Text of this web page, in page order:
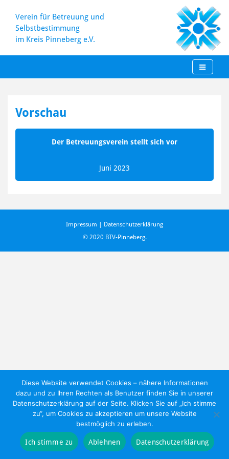
Verein für Betreuung und
Selbstbestimmung
im Kreis Pinneberg e.V.
contentVorschau
Der Betreuungsverein stellt sich vor
Juni 2023
©2020 BTV-Pinneberg.
Impressum | Datenschutzerklärung
Diese Website verwendet Cookies – nähere Informationen
dazu und zu Ihren Rechten als Benutzer finden Sie in unserer
Datenschutzerklärung auf der Seite. Klicken Sie auf „Ich stimme
zu“, um Cookies zu akzeptieren um unsere Website
bestmöglich zu erleben.
Ich stimme zu Ablehnen Datenschutzerklärung